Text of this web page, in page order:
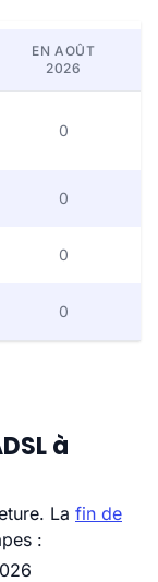
EN AOÛT
2026
0
0
0
0
à
La fin de
: